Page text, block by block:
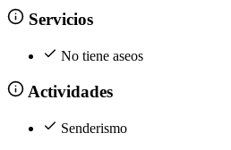
Servicios
No tiene aseos
Actividades
Senderismo